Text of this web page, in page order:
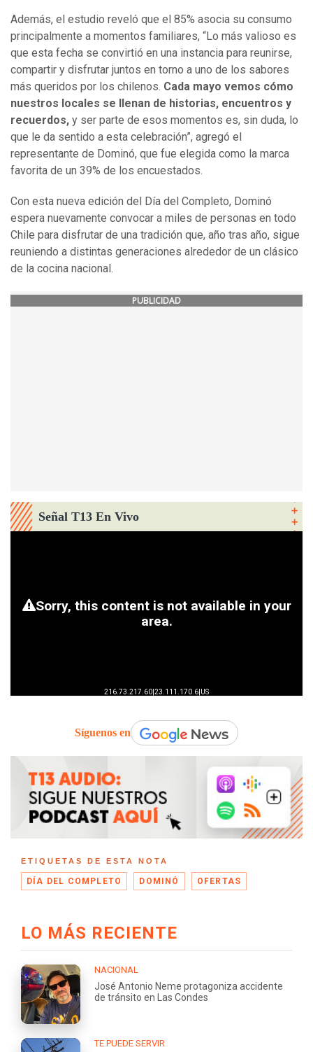
Además, el estudio reveló que el 85% asocia su consumo
principalmente a momentos familiares, “Lo más valioso es
que esta fecha se convirtió en una instancia para reunirse,
compartir y disfrutar juntos en torno a uno de los sabores
más queridos por los chilenos. Cada mayo vemos cómo
nuestros locales se llenan de historias, encuentros y
recuerdos, y ser parte de esos momentos es, sin duda, lo
que le da sentido a esta celebración”, agregó el
representante de Dominó, que fue elegida como la marca
favorita de un 39% de los encuestados.
Con esta nueva edición del Día del Completo, Dominó
espera nuevamente convocar a miles de personas en todo
Chile para disfrutar de una tradición que, año tras año, sigue
reuniendo a distintas generaciones alrededor de un clásico
de la cocina nacional.
PUBLICIDAD
Señal T13 En Vivo
Síguenos en
ETIQUETAS DE ESTA NOTA
DÍA DEL COMPLETO DOMINÓ OFERTAS
LO MÁS RECIENTE
NACIONAL
José Antonio Neme protagoniza accidente
de tránsito en Las Condes
TE PUEDE SERVIR